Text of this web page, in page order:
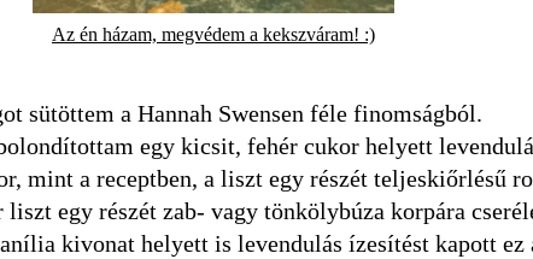
Az én házam, megvédem a kekszváram! :)
sütöttem a Hannah Swensen féle finomságból.
egy kicsit, fehér cukor helyett
mint a receptben, a liszt egy részét teljeskiőrlésű
liszt egy részét zab- vagy tönkölybúza korpára
kivonat helyett is levendulás ízesítést kapott ez